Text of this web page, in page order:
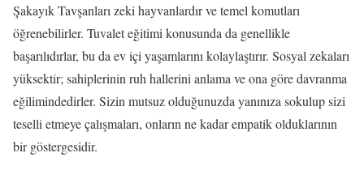
Şakayık Tavşanları zeki hayvanlardır ve temel komutları
öğrenebilirler. Tuvalet eğitimi konusunda da genellikle
başarılıdırlar, bu da ev içi yaşamlarını kolaylaştırır. Sosyal zekaları
yüksektir; sahiplerinin ruh hallerini anlama ve ona göre davranma
eğilimindedirler. Sizin mutsuz olduğunuzda yanınıza sokulup sizi
teselli etmeye çalışmaları, onların ne kadar empatik olduklarının
bir göstergesidir.